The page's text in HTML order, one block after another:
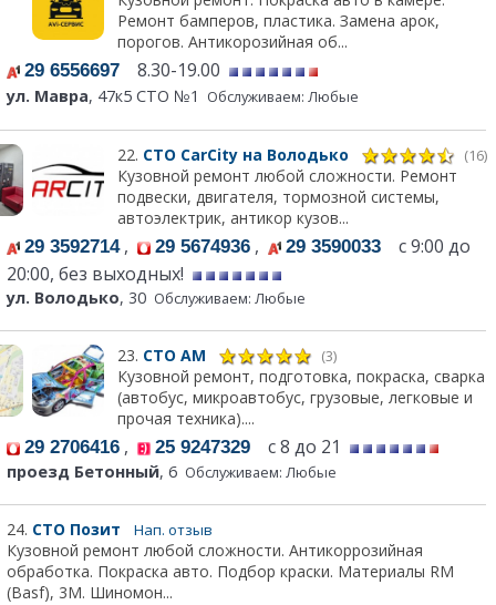
Ремонт бамперов, пластика. Замена арок,
порогов. Антикорозийная об...
29 6556697 8.30-19.00
ул. Мавра, 47к5 СТО №1 Обслуживаем: Любые
22. СТО CarCity на Володько (16)
Кузовной ремонт любой сложности. Ремонт
подвески, двигателя, тормозной системы,
автоэлектрик, антикор кузов...
29 3592714, 29 5674936 , 29 3590033 с 9:00 до
20:00, без выходных!
ул. Володько, 30 Обслуживаем: Любые
23. СТО АМ (3)
Кузовной ремонт, подготовка, покраска, сварка
(автобус, микроавтобус, грузовые, легковые и
прочая техника)....
29 2706416 , 25 9247329 с 8 до 21
проезд Бетонный, 6 Обслуживаем: Любые
24. СТО Позит Нап. отзыв
Кузовной ремонт любой сложности. Антикоррозийная
обработка. Покраска авто. Подбор краски. Материалы RM
(Basf), 3М. Шиномон...